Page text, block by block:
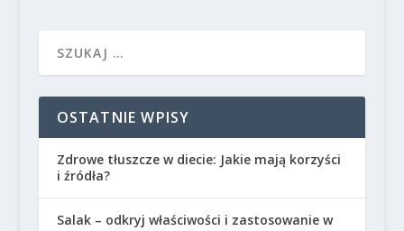
OSTATNIE WPISY
Zdrowe tłuszcze w diecie: Jakie mają korzyści
i źródła?
Salak – odkryj właściwości i zastosowanie w